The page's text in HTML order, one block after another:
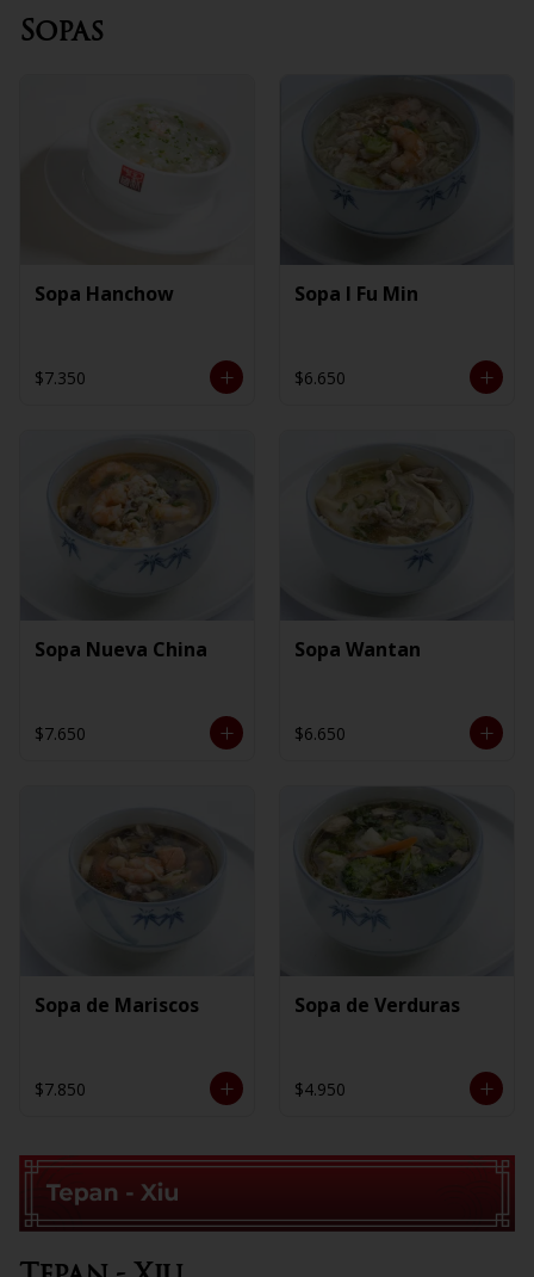
Sopas
Sopa Hanchow
$7.350
Sopa I Fu Min
$6.650
Sopa Nueva China
$7.650
Sopa Wantan
$6.650
Sopa de Mariscos
$7.850
Sopa de Verduras
$4.950